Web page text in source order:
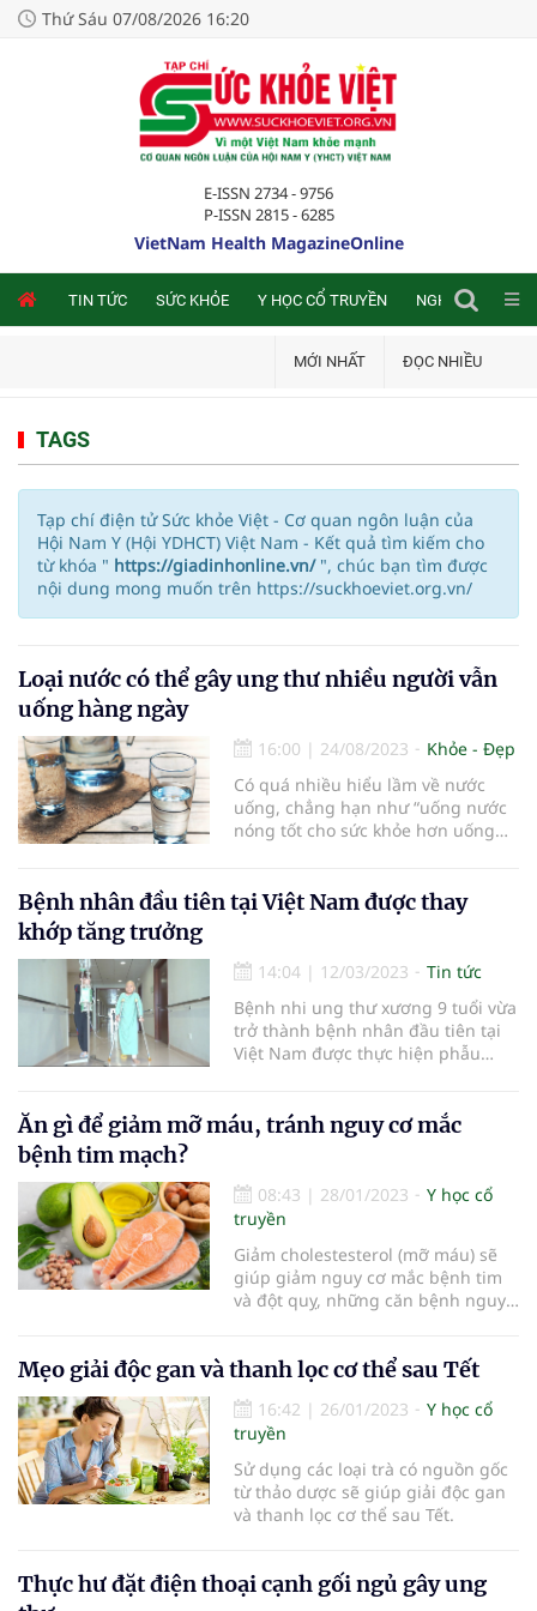
Thứ Sáu 07/08/2026 16:20
E-ISSN 2734 - 9756
P-ISSN 2815 - 6285
VietNam Health MagazineOnline
TIN TỨC SỨC KHỎE Y HỌC CỔ TRUYỀN NGHIÊN CỨU
MỚI NHẤT ĐỌC NHIỀU
TAGS
Tạp chí điện tử Sức khỏe Việt - Cơ quan ngôn luận của
Hội Nam Y (Hội YDHCT) Việt Nam - Kết quả tìm kiếm cho
từ khóa " https://giadinhonline.vn/ ", chúc bạn tìm được
nội dung mong muốn trên https://suckhoeviet.org.vn/
Loại nước có thể gây ung thư nhiều người vẫn
uống hàng ngày
16:00 | 24/08/2023
Khỏe - Đẹp
Có quá nhiều hiểu lầm về nước
uống, chẳng hạn như “uống nước
nóng tốt cho sức khỏe hơn uống
Bệnh nhân đầu tiên tại Việt Nam được thay
khớp tăng trưởng
14:04 | 12/03/2023
Tin tức
Bệnh nhi ung thư xương 9 tuổi vừa
trở thành bệnh nhân đầu tiên tại
Việt Nam được thực hiện phẫu
thuật này, người bệnh nhân và gia
đình sẽ không còn phải đối mặt với
Ăn gì để giảm mỡ máu, tránh nguy cơ mắc
bệnh tim mạch?
08:43 | 28/01/2023
Y học cổ
truyền
Giảm cholestesterol (mỡ máu) sẽ
giúp giảm nguy cơ mắc bệnh tim
và đột quỵ, những căn bệnh nguy
Mẹo giải độc gan và thanh lọc cơ thể sau Tết
16:42 | 26/01/2023
Y học cổ
truyền
Sử dụng các loại trà có nguồn gốc
từ thảo dược sẽ giúp giải độc gan
và thanh lọc cơ thể sau Tết.
Thực hư đặt điện thoại cạnh gối ngủ gây ung